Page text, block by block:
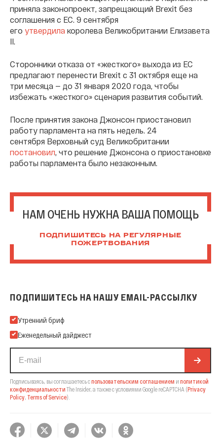
приняла законопроект, запрещающий Brexit без
соглашения с ЕС. 9 сентября
его утвердила королева Великобритании Елизавета
II.
Сторонники отказа от «жесткого» выхода из ЕС
предлагают перенести Brexit с 31 октября еще на
три месяца — до 31 января 2020 года, чтобы
избежать «жесткого» сценария развития событий.
После принятия закона Джонсон приостановил
работу парламента на пять недель. 24
сентября Верховный суд Великобритании
постановил , что решение Джонсона о приостановке
работы парламента было незаконным.
НАМ ОЧЕНЬ НУЖНА ВАША ПОМОЩЬ
ПОДПИШИТЕСЬ НА РЕГУЛЯРНЫЕ
ПОЖЕРТВОВАНИЯ
ПОДПИШИТЕСЬ НА НАШУ EMAIL-РАССЫЛКУ
Подпишитесь на нашу Email-рассылку
Утренний бриф
Еженедельный дайджест
Подписываясь, вы соглашаетесь спользовательским соглашением и политикой
конфиденциальности The Insider, а также с условиями Google reCAPTCHA (Privacy
Policy Terms of Service).